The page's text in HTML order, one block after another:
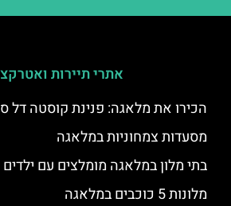
אתרי תיירות
הכירו את מלאגה: פנינת קוסטה דל
מסעדות צמחוניות במלאגה
בתי מלון במלאגה מומלצים עם ילדים
מלונות 5 כוכבים במלאגה